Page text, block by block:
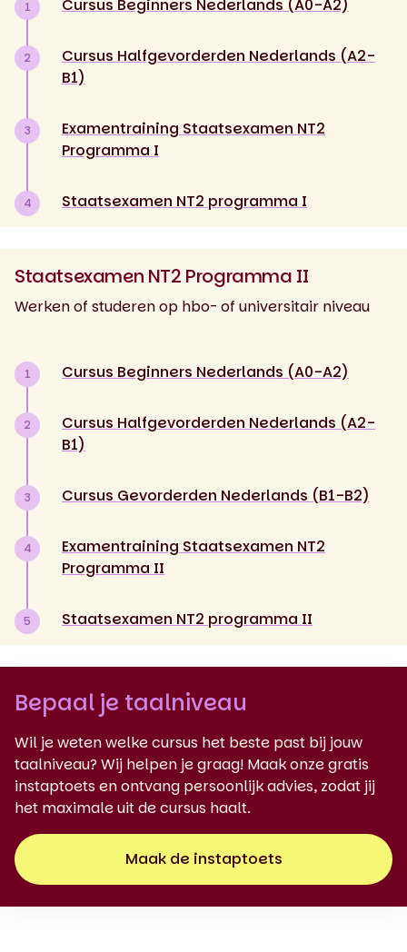
1 Cursus Beginners Nederlands (A0-A2)
2
Cursus Halfgevorderden Nederlands (A2-
B1)
3
Examentraining Staatsexamen NT2
Programma I
4 Staatsexamen NT2 programma I
Staatsexamen NT2 Programma II
Werken of studeren op hbo- of universitair niveau
1 Cursus Beginners Nederlands (A0-A2)
2
Cursus Halfgevorderden Nederlands (A2-
B1)
3 Cursus Gevorderden Nederlands (B1-B2)
4
Examentraining Staatsexamen NT2
Programma II
5 Staatsexamen NT2 programma II
Bepaal je taalniveau
Wil je weten welke cursus het beste past bij jouw
taalniveau? Wij helpen je graag! Maak onze gratis
instaptoets en ontvang persoonlijk advies, zodat jij
het maximale uit de cursus haalt.
Maak de instaptoets